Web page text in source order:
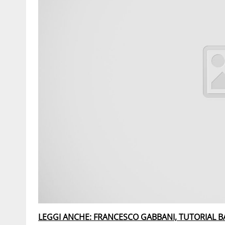
LEGGI ANCHE: FRANCESCO GABBANI, TUTORIAL